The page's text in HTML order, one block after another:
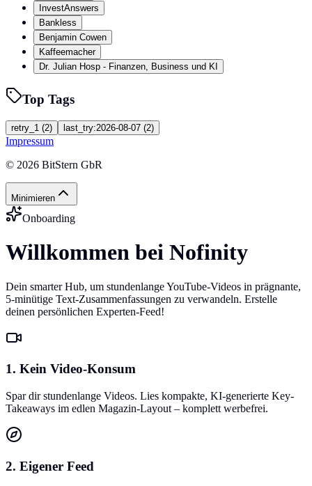
InvestAnswers
Bankless
Benjamin Cowen
Kaffeemacher
Dr. Julian Hosp - Finanzen, Business und KI
Top Tags
retry_1 (2) last_try:2026-08-07 (2)
Impressum
© 2026 BitStern GbR
Minimieren
Onboarding
Willkommen bei Nofinity
Dein smarter Hub, um stundenlange YouTube-Videos in prägnante,
5-minütige Text-Zusammenfassungen zu verwandeln. Erstelle
deinen persönlichen Experten-Feed!
1. Kein Video-Konsum
Spar dir stundenlange Videos. Lies kompakte, KI-generierte Key-
Takeaways im edlen Magazin-Layout – komplett werbefrei.
2. Eigener Feed